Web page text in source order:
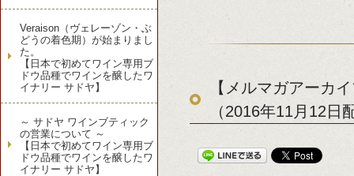
【メルマガアーカ
（2016年11月12日
Veraison（ヴェレーゾン・ぶ
どうの着色期）が始まりまし
た。
【日本で初めてワイン専用ブ
ドウ品種でワインを醸したワ
イナリー サドヤ】
～ サドヤ ワインブティック
の営業について ～
【日本で初めてワイン専用ブ
ドウ品種でワインを醸したワ
イナリー サドヤ】